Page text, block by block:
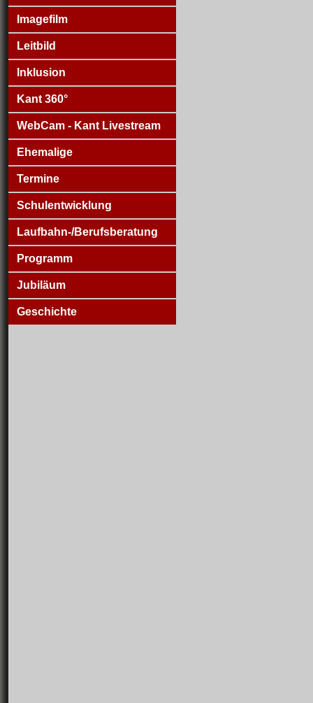
Imagefilm
Leitbild
Inklusion
Kant 360°
WebCam - Kant Livestream
Ehemalige
Termine
Schulentwicklung
Laufbahn-/Berufsberatung
Programm
Jubiläum
Geschichte